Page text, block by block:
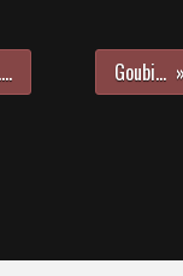
Goubi...